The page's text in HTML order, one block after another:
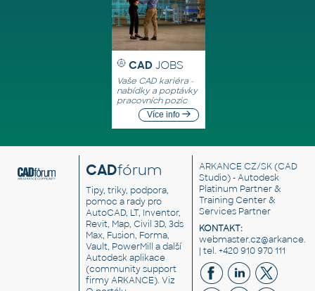
CAD JOBS
Vaše CAD kariéra -
nabídky a poptávky
pracovních pozic
Více info
CADfórum
Tipy, triky, podpora,
pomoc a rady pro
AutoCAD, LT, Inventor,
Revit, Map, Civil 3D, 3ds
Max, Fusion, Forma,
Vault, PowerMill a další
Autodesk aplikace
(community support
firmy ARKANCE). Viz
ARKANCE CZ/SK(CAD
Studio) - Autodesk
Platinum Partner &
Training Center &
Services Partner
KONTAKT:
| tel. +420 910 970 111